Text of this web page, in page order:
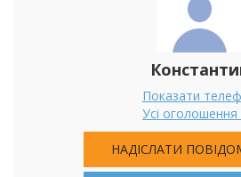
Показати
Усі оголошення
НАДІСЛАТИ